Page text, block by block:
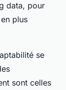
data, pour
plus
se
sont celles